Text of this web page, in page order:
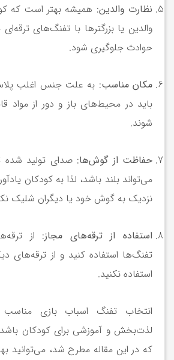
نظارت والدین: همیشه بهتر است که
والدین یا بزرگترها با تفنگ‌های ترقه‌ای
حوادث جلوگیری شود.
مکان مناسب: به علت جنس اغلب
باید در محیط‌های باز و دور از مواد
شوند.
حفاظت از گوش‌ها: صدای تولید شده
می‌تواند بلند باشد، لذا به کودکان
نزدیک به گوش خود یا دیگران شلیک
استفاده از ترقه‌های مجاز: از
تفنگ‌ها استفاده کنید و از ترقه‌های
استفاده نکنید.
انتخاب تفنگ اسباب بازی مناسب
لذت‌بخش و آموزشی برای کودکان
که در این مقاله مطرح شد، می‌توانید